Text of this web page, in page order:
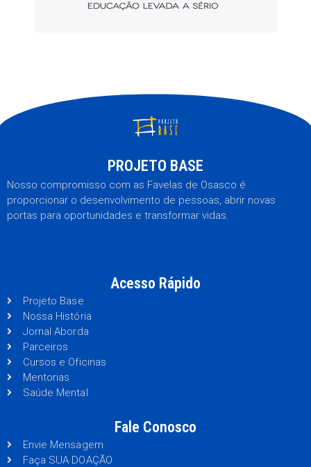
PROJETO BASE
Nosso compromisso com as Favelas de Osasco é
proporcionar o desenvolvimento de pessoas, abrir novas
portas para oportunidades e transformar vidas.
Acesso Rápido
Projeto Base
Nossa História
Jornal Aborda
Parceiros
Cursos e Oficinas
Mentorias
Saúde Mental
Fale Conosco
Envie Mensagem
Faça SUA DOAÇÃO